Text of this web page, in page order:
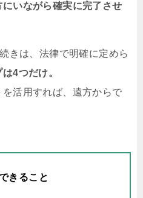
にいながら確実に完了させ
きは、法律で明確に定めら
4つだけ。
活用すれば、遠方からで
きること